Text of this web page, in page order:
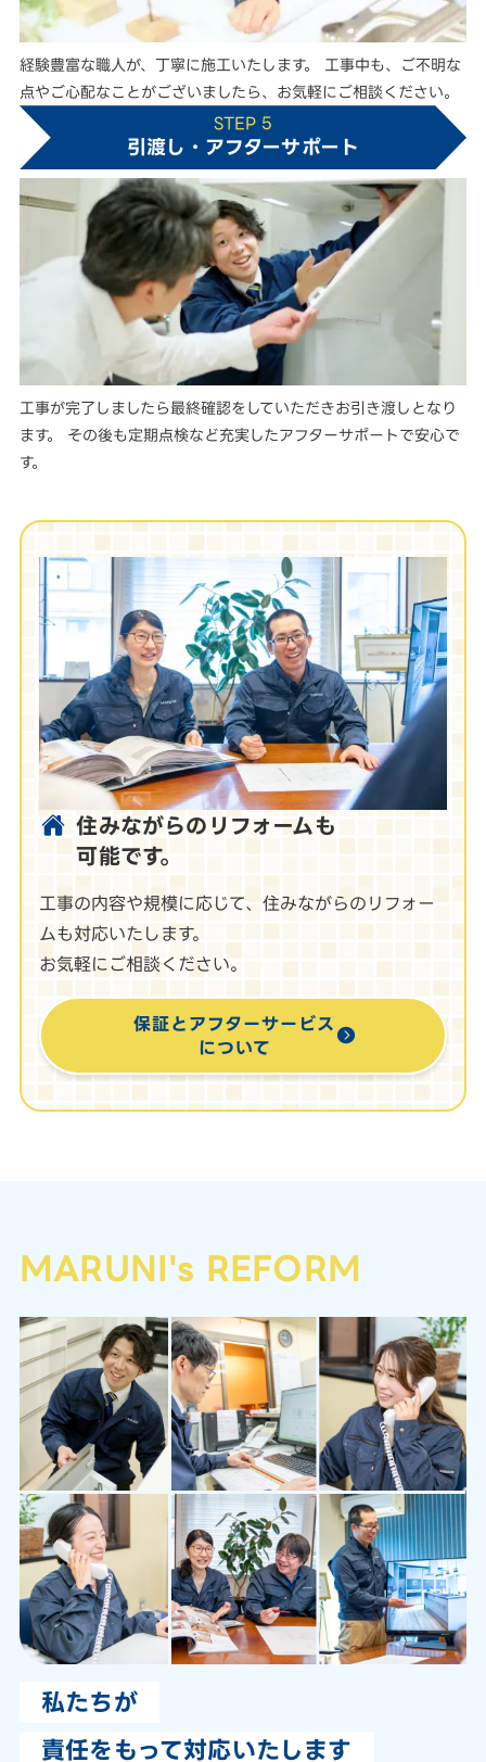
経験豊富な職人が、丁寧に施工いたします。 工事中も、ご不明な
点やご心配なことがございましたら、お気軽にご相談ください。
STEP 5
引渡し・アフターサポート
工事が完了しましたら最終確認をしていただきお引き渡しとなり
ます。 その後も定期点検など充実したアフターサポートで安心で
す。
住みながらのリフォームも
可能です。
工事の内容や規模に応じて、住みながらのリフォー
ムも対応いたします。
お気軽にご相談ください。
保証とアフターサービス
について
MARUNI's REFORM
私たちが
責任をもって対応いたします